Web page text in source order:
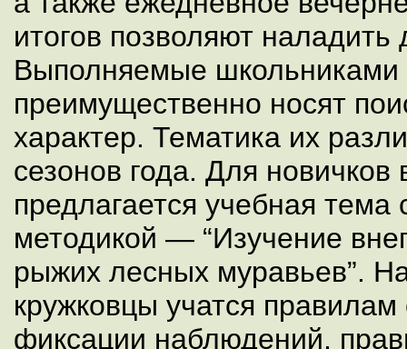
итогов позволяют
Выполняемые школьниками
преимущественно носят
характер. Тематика их
сезонов года. Для новичков
предлагается учебная тема
методикой — “Изучение
рыжих лесных муравьев”.
кружковцы учатся
фиксации наблюдений,